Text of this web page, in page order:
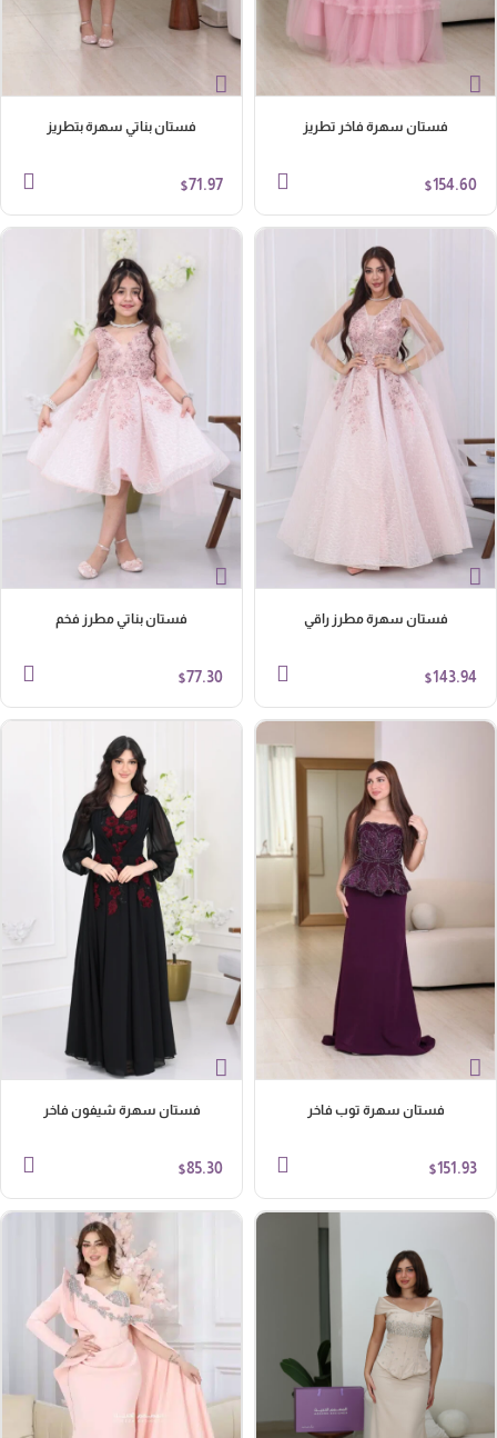
فستان سهرة فاخر تطريز
$154.60
فستان بناتي سهرة بتطريز
$ 71.97
فستان سهرة مطرز راقي
$143.94
فستان بناتي مطرز فخم
$77.30
فستان سهرة توب فاخر
$151.93
فستان سهرة شيفون فاخر
$85.30